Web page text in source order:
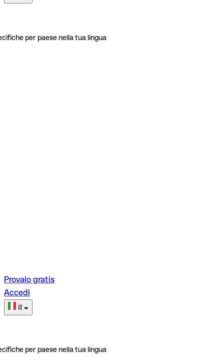
per paese nella tua lingua
Provalo gratis
Accedi
it
per paese nella tua lingua